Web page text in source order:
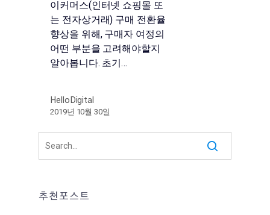
이커머스(인터넷 쇼핑몰 또
는 전자상거래) 구매 전환율
향상을 위해, 구매자 여정의
어떤 부분을 고려해야할지
알아봅니다. 초기…
HelloDigital
2019년 10월 30일
추천포스트